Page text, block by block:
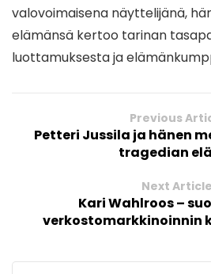
valovoimaisena näyttelijänä,
elämänsä kertoo tarinan
luottamuksesta ja
Previous
Petteri Jussila ja hänen
tragedian
Next Article
Kari Wahlroos –
verkostomarkkinoinnin